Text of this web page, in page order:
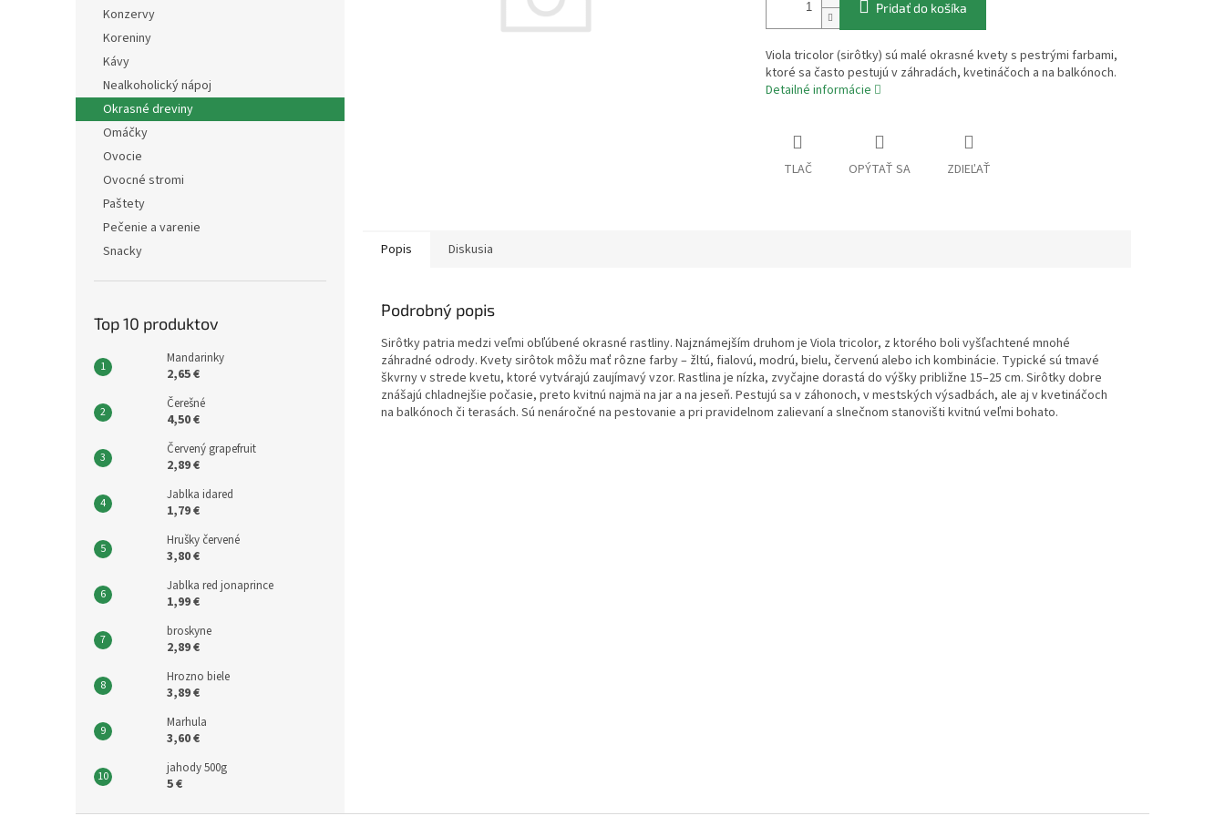
Konzervy
Koreniny
Kávy
Nealkoholický nápoj
Okrasné dreviny
Omáčky
Ovocie
Ovocné stromi
Paštety
Pečenie a varenie
Snacky
Top 10 produktov
Mandarinky
2,65 €
Čerešné
4,50 €
Červený grapefruit
2,89 €
Jablka idared
1,79 €
Hrušky červené
3,80 €
Jablka red jonaprince
1,99 €
broskyne
2,89 €
Hrozno biele
3,89 €
Marhula
3,60 €
jahody 500g
5 €
Pridať do košíka
Viola tricolor (sirôtky) sú malé okrasné kvety s pestrými farbami,
ktoré sa často pestujú v záhradách, kvetináčoch a na balkónoch.
Detailné informácie
TLAČ OPÝTAŤ SA ZDIEĽAŤ
Popis Diskusia
Podrobný popis
Sirôtky patria medzi veľmi obľúbené okrasné rastliny. Najznámejším druhom je Viola tricolor, z ktorého boli vyšľachtené mnohé
záhradné odrody. Kvety sirôtok môžu mať rôzne farby – žltú, fialovú, modrú, bielu, červenú alebo ich kombinácie. Typické sú tmavé
škvrny v strede kvetu, ktoré vytvárajú zaujímavý vzor. Rastlina je nízka, zvyčajne dorastá do výšky približne 15–25 cm. Sirôtky dobre
znášajú chladnejšie počasie, preto kvitnú najmä na jar a na jeseň. Pestujú sa v záhonoch, v mestských výsadbách, ale aj v kvetináčoch
na balkónoch či terasách. Sú nenáročné na pestovanie a pri pravidelnom zalievaní a slnečnom stanovišti kvitnú veľmi bohato.